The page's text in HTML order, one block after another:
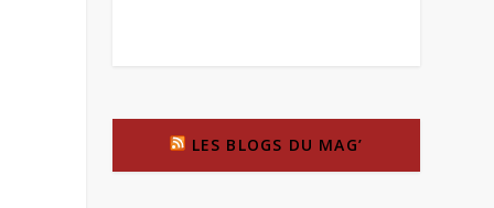
LES BLOGS DU MAG’